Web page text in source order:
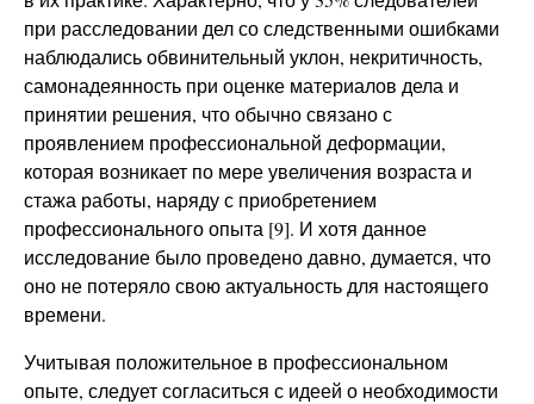
при расследовании дел со следственными ошибками
наблюдались обвинительный уклон, некритичность,
самонадеянность при оценке материалов дела и
принятии решения, что обычно связано с
проявлением профессиональной деформации,
которая возникает по мере увеличения возраста и
стажа работы, наряду с приобретением
профессионального опыта [9]. И хотя данное
исследование было проведено давно, думается, что
оно не потеряло свою актуальность для настоящего
времени.
Учитывая положительное в профессиональном
опыте, следует согласиться с идеей о необходимости